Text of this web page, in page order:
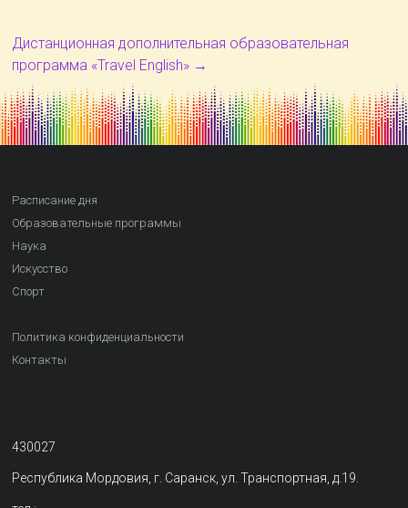
Дистанционная дополнительная образовательная
программа «Travel English» →
Расписание дня
Образовательные программы
Наука
Искусство
Спорт
Политика конфиденциальности
Контакты
430027
Республика Мордовия, г. Саранск, ул. Транспортная, д.19.